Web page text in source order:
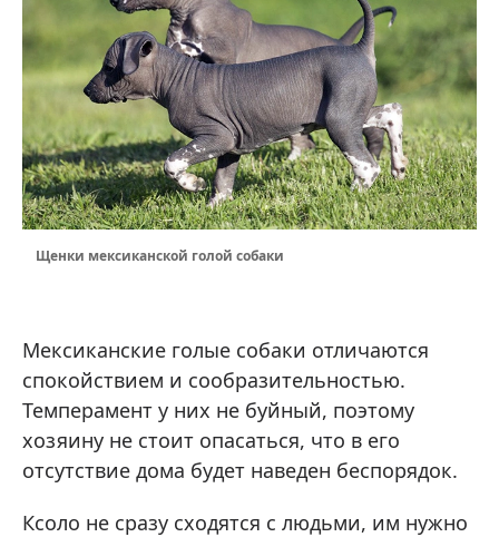
Щенки мексиканской голой собаки
Мексиканские голые собаки отличаются
спокойствием и сообразительностью.
Темперамент у них не буйный, поэтому
хозяину не стоит опасаться, что в его
отсутствие дома будет наведен беспорядок.
Ксоло не сразу сходятся с людьми, им нужно